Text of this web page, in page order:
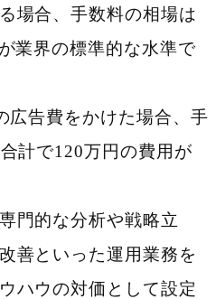
場合、手数料の相場は
業界の標準的な水準で
広告費をかけた場合、手
計で120万円の費用が
門的な分析や戦略立
善といった運用業務を
ハウの対価として設定